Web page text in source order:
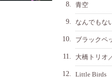
8. 青空
9. なんでもな
10. ブラックペ
11. 大橋トリオ
12. Little Birds